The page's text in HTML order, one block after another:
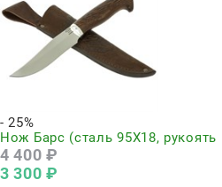
- 25%
Нож Барс (сталь 95Х18, рукоять
4 400 ₽
3 300 ₽